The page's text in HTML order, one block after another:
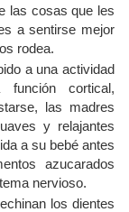
las cosas que les
a sentirse mejor
rodea.
a una actividad
cortical,
las madres
y relajantes
a su bebé antes
azucarados
nervioso.
los dientes